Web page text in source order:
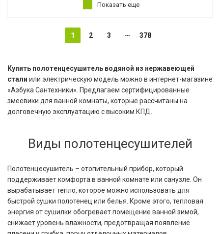
Показать еще
1 2 3 378
Купить полотенцесушитель водяной из нержавеющей
стали или электрическую модель можно в интернет-магазине
«Азбука Сантехники». Предлагаем сертифицированные
змеевики для ванной комнаты, которые рассчитаны на
долговечную эксплуатацию с высоким КПД.
Виды полотенцесушителей
Полотенцесушитель – отопительный прибор, который
поддерживает комфорта в ванной комнате или санузле. Он
вырабатывает тепло, которое можно использовать для
быстрой сушки полотенец или белья. Кроме этого, тепловая
энергия от сушилки обогревает помещение ванной зимой,
снижает уровень влажности, предотвращая появление